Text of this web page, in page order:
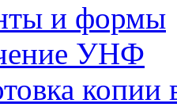
и формы
УНФ
копии